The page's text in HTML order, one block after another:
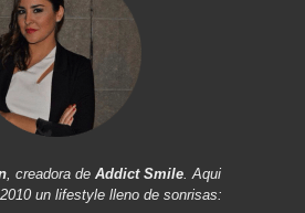
, creadora de Addict Smile. Aqui
un lifestyle lleno de sonrisas: